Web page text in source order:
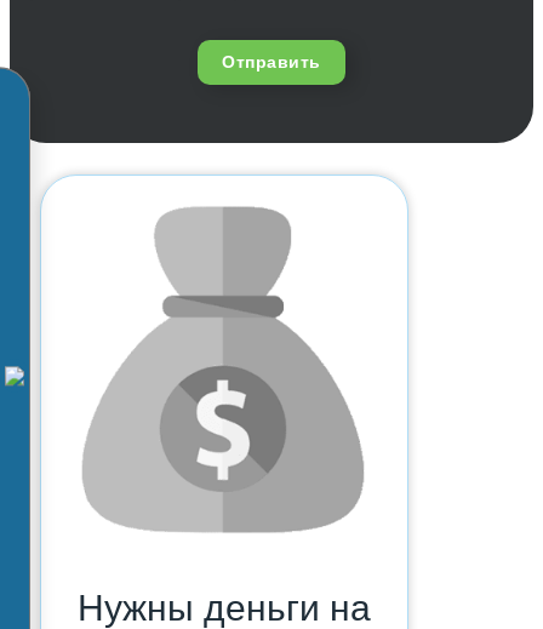
Отправить
Нужны деньги на